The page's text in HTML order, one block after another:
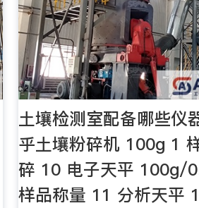
土壤检测室配备哪些仪
乎土壤粉碎机 100g 1
碎 10 电子天平 100g/
样品称量 11 分析天平